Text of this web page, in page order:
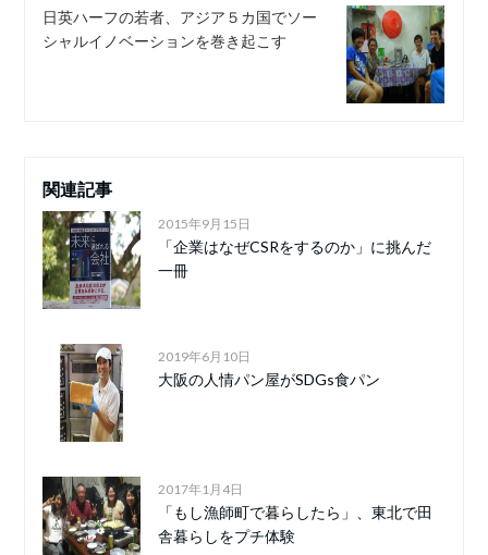
日英ハーフの若者、アジア５カ国でソー
シャルイノベーションを巻き起こす
関連記事
2015年9月15日
「企業はなぜCSRをするのか」に挑んだ
一冊
2019年6月10日
大阪の人情パン屋がSDGs食パン
2017年1月4日
「もし漁師町で暮らしたら」、東北で田
舎暮らしをプチ体験